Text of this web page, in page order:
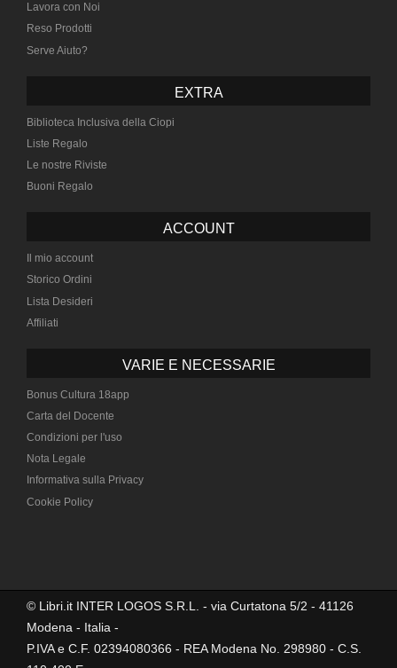
Lavora con Noi
Reso Prodotti
Serve Aiuto?
EXTRA
Biblioteca Inclusiva della Ciopi
Liste Regalo
Le nostre Riviste
Buoni Regalo
ACCOUNT
Il mio account
Storico Ordini
Lista Desideri
Affiliati
VARIE E NECESSARIE
Bonus Cultura 18app
Carta del Docente
Condizioni per l'uso
Nota Legale
Informativa sulla Privacy
Cookie Policy
© Libri.it INTER LOGOS S.R.L. - via Curtatona 5/2 - 41126
Modena - Italia -
P.IVA e C.F. 02394080366 - REA Modena No. 298980 - C.S.